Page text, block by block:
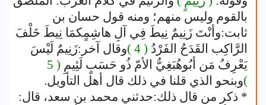
بالقوم وليس منهم؛ ومنه قول حسان بن
ثابت:وأنْتَ زَنِيمٌ نِيطَ فِي آلِ هاشِمٍكمَا نِيطَ خَلْفَ
الرَّاكِب القَدَحُ الفَرْدُ ( 4 )
وقال آخر:زَنِيمٌ لَيْسَ
يَعْرِفُ مَن أبُوهُبَغِيُّ الأمّ ذُو حَسَبٍ لَئِيمِ
( 5
)وبنحو الذي قلنا في ذلك قال أهل التأويل.
* ذكر من قال ذلك:حدثني محمد بن سعد، قال: